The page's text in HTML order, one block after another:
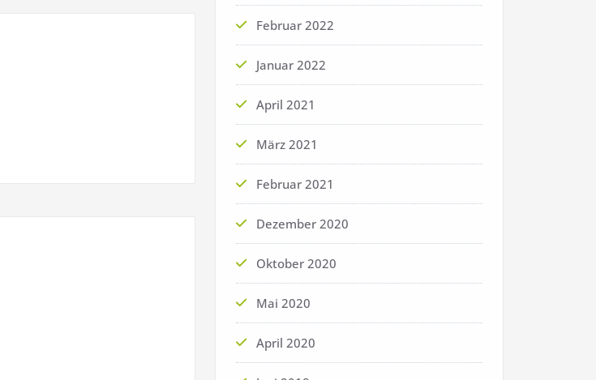
Februar 2022
Januar 2022
April 2021
März 2021
Februar 2021
Dezember 2020
Oktober 2020
Mai 2020
April 2020